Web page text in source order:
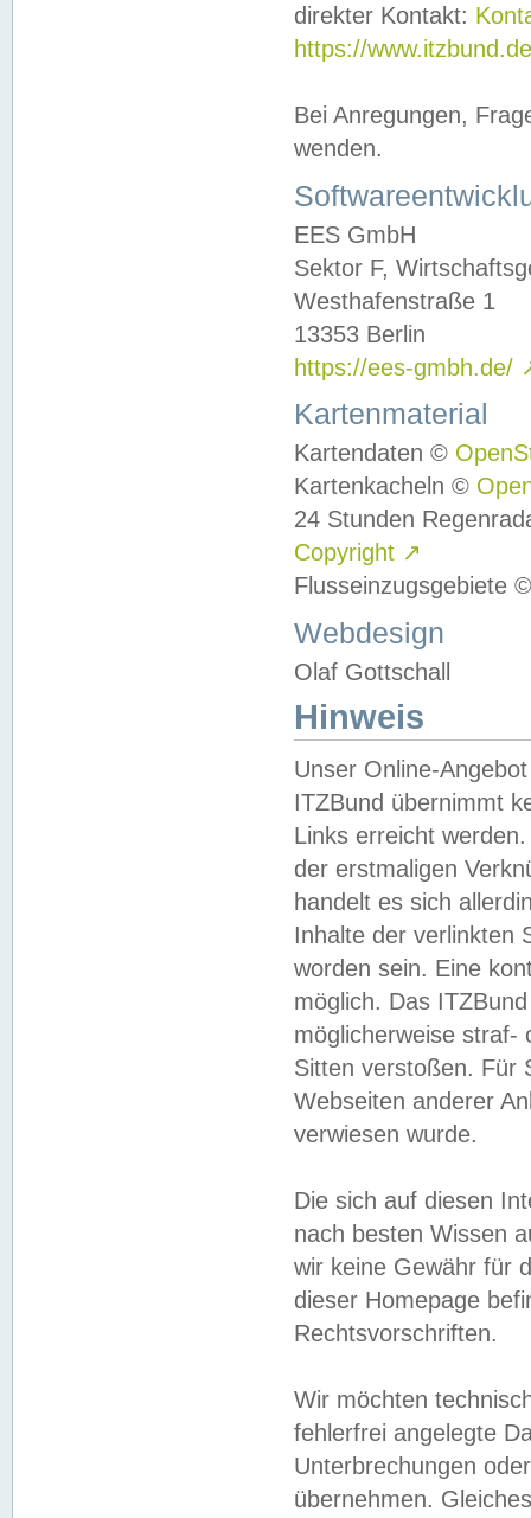
direkter Kontakt:
https://
Bei Anregungen,
wenden.
EES GmbH
Sektor F,
Westhafenstraße 1
13353 Berlin
https://ees-gmbh.de/
Kartenmaterial
Kartendaten ©
Kartenkacheln ©
24 Stunden
Copyright ↗
Flusseinzugsgebiete
Webdesign
Olaf Gottschall
Hinweis
Unser Online-
ITZBund übernimmt
Links erreicht
der erstmaligen
handelt es sich
Inhalte der verlinkten
worden sein. Eine
möglich. Das
möglicherweise straf-
Sitten verstoßen. Für
Webseiten anderer
verwiesen wurde.
Die sich auf diesen
nach besten Wissen
wir keine Gewähr für
dieser Homepage
Rechtsvorschriften.
Wir möchten
fehlerfrei angelegte
Unterbrechungen
übernehmen.